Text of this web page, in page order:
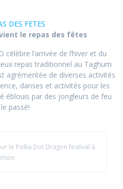
DES FETES
le repas des fêtes
célèbre l’arrivée de l’hiver et du
repas traditionnel au Taghum
agrémentée de diverses activités
danses et activités pour les
éblouis par des jongleurs de feu
passé!
le Polka Dot Dragon festival à